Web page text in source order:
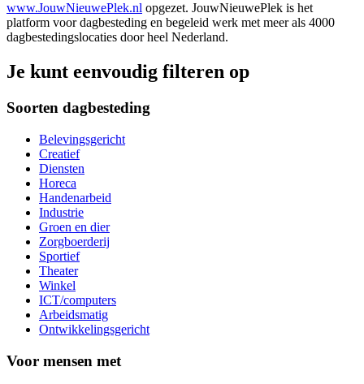
www.JouwNieuwePlek.nl opgezet. JouwNieuwePlek is het
platform voor dagbesteding en begeleid werk met meer als 4000
dagbestedingslocaties door heel Nederland.
Je kunt eenvoudig filteren op
Soorten dagbesteding
Belevingsgericht
Creatief
Diensten
Horeca
Handenarbeid
Industrie
Groen en dier
Zorgboerderij
Sportief
Theater
Winkel
ICT/computers
Arbeidsmatig
Ontwikkelingsgericht
Voor mensen met